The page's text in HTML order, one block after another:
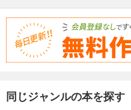
同じジャンルの本を探す